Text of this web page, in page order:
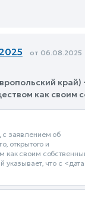
от 06.08.2025
край)
как своим
заявлением об
открытого и
как своим
указывает, что с